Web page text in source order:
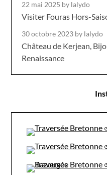
22 mai 2025 by lalydo
Visiter Fouras Hors-
30 octobre 2023 by lalydo
Château de Kerjean,
Renaissance